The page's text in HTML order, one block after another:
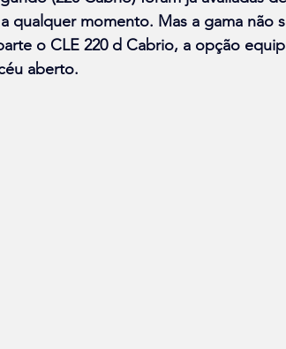
qualquer momento. Mas a gama não
o CLE 220 d Cabrio, a opção
aberto.